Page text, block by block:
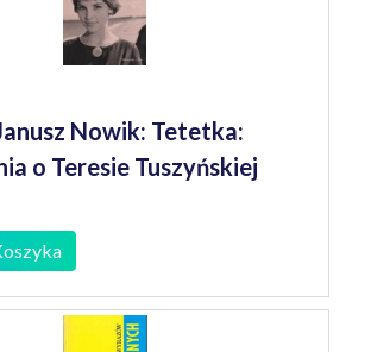
Nowik: Tetetka:
o Teresie Tuszyńskiej